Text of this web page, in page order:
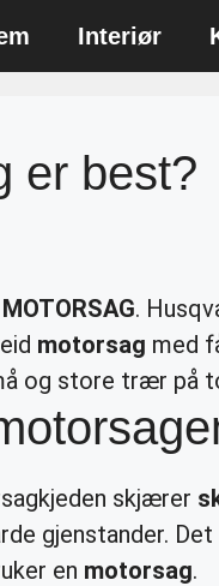
Interiør
er best?
MOTORSAG.
motorsag med
og store trær på
skjærer
gjenstander.
en motorsag.